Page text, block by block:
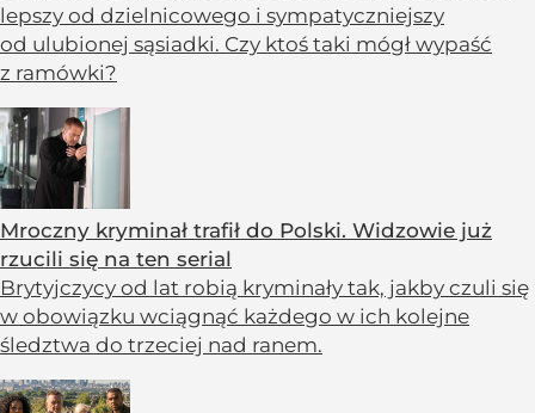
lepszy od dzielnicowego i sympatyczniejszy
od ulubionej sąsiadki. Czy ktoś taki mógł wypaść
z ramówki?
Mroczny kryminał trafił do Polski. Widzowie już
rzucili się na ten serial
Brytyjczycy od lat robią kryminały tak, jakby czuli się
w obowiązku wciągnąć każdego w ich kolejne
śledztwa do trzeciej nad ranem.